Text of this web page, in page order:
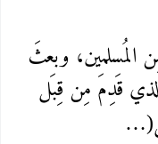
وبعثَ
قَدِمَ مِن قِبَل
…)